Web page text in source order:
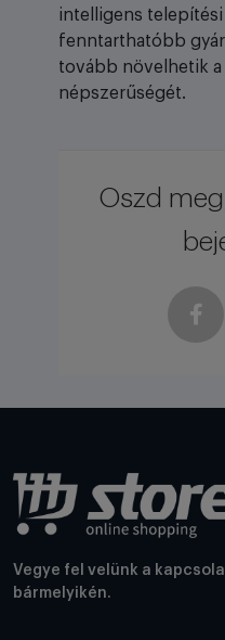
intelligens telepítési
fenntarthatóbb
tovább növelhetik a
népszerűségét.
Oszd
Vegye fel velünk a
bármelyikén.